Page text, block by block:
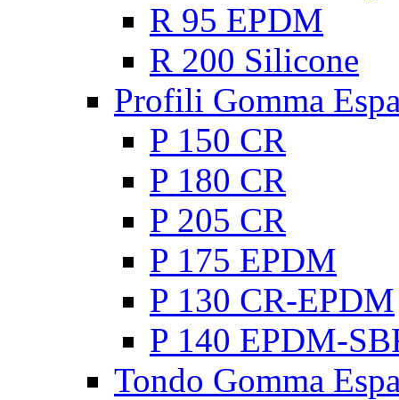
R 95 EPDM
R 200 Silicone
Profili Gomma
P 150 CR
P 180 CR
P 205 CR
P 175 EPDM
P 130 CR-EPDM
P 140 EPDM-
Tondo Gomma